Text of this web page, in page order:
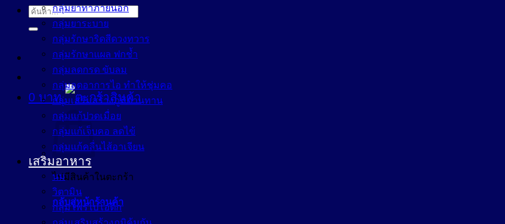
ค้นหา:
0 บาท
ไม่มีสินค้าในตะกร้า
กลับสู่หน้าร้านค้า
กลุ่มยาทาภายนอก
กลุ่มยาระบาย
กลุ่มรักษาริดสีดวงทวาร
กลุ่มรักษาแผล ฟกช้ำ
กลุ่มลดกรด ขับลม
กลุ่มลดอาการไอ ทำให้ชุ่มคอ
กลุ่มเสริมสร้างภูมิต้านทาน
กลุ่มแก้ปวดเมื่อย
กลุ่มแก้เจ็บคอ ลดไข้
กลุ่มแก้คลื่นไส้อาเจียน
เสริมอาหาร
นม
วิตามิน
กลุ่มโพรไบโอติก